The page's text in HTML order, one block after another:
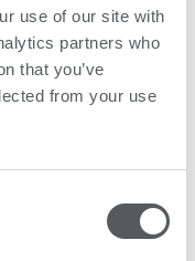
use of our site with
partners who
that you’ve
from your use